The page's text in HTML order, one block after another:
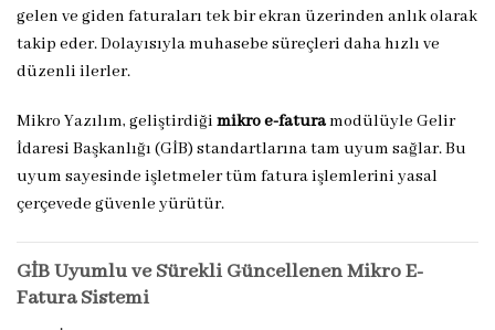
gelen ve giden faturaları tek bir ekran üzerinden anlık olarak
takip eder. Dolayısıyla muhasebe süreçleri daha hızlı ve
düzenli ilerler.
Mikro Yazılım, geliştirdiği mikro e-faturamodülüyle Gelir
İdaresi Başkanlığı (GİB) standartlarına tam uyum sağlar. Bu
uyum sayesinde işletmeler tüm fatura işlemlerini yasal
çerçevede güvenle yürütür.
GİB Uyumlu ve Sürekli Güncellenen Mikro E-
Fatura Sistemi